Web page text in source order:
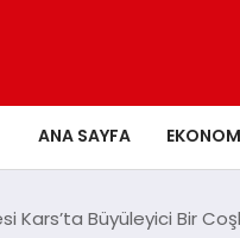
ANA SAYFA
Kars’ta Büyüleyici Bir